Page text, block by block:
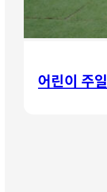
어린이 주일